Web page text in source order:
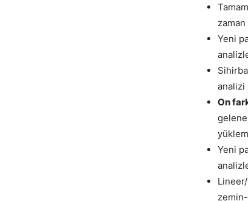
Yeni
analizi
On
Yeni